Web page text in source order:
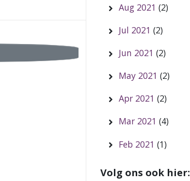
Aug 2021 (2)
Jul 2021 (2)
Jun 2021 (2)
May 2021 (2)
Apr 2021 (2)
Mar 2021 (4)
Feb 2021 (1)
Volg ons ook hier: